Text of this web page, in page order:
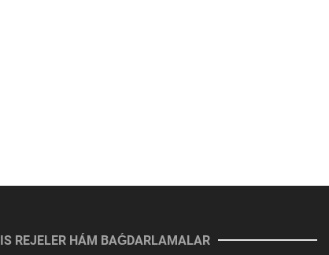
IS REJELER HÁM BAǴDARLAMALAR